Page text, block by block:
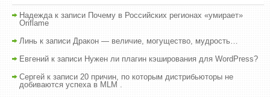
Надежда к записи Почему в Российских регионах «умирает»
Oriflame
Линь к записи Дракон — величие, могущество, мудрость…
Евгений к записи Нужен ли плагин кэширования для WordPress?
Сергей к записи 20 причин, по которым дистрибьюторы не
добиваются успеха в MLM .